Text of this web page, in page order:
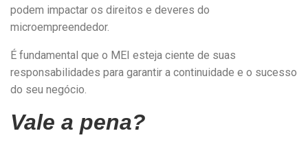
podem impactar os direitos e deveres do
microempreendedor.
É fundamental que o MEI esteja ciente de suas
responsabilidades para garantir a continuidade e o sucesso
do seu negócio.
Vale a pena?